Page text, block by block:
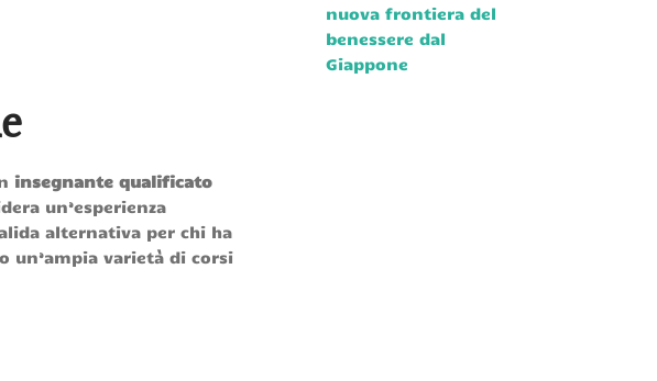
insegnante qualificato
un’esperienza
alternativa per chi ha
varietà di corsi
nuova frontiera del
benessere dal
Giappone